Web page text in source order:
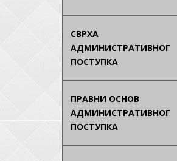
СВРХА
АДМИНИСТРАТИВНОГ
ПОСТУПКА
ПРАВНИ ОСНОВ
АДМИНИСТРАТИВНОГ
ПОСТУПКА